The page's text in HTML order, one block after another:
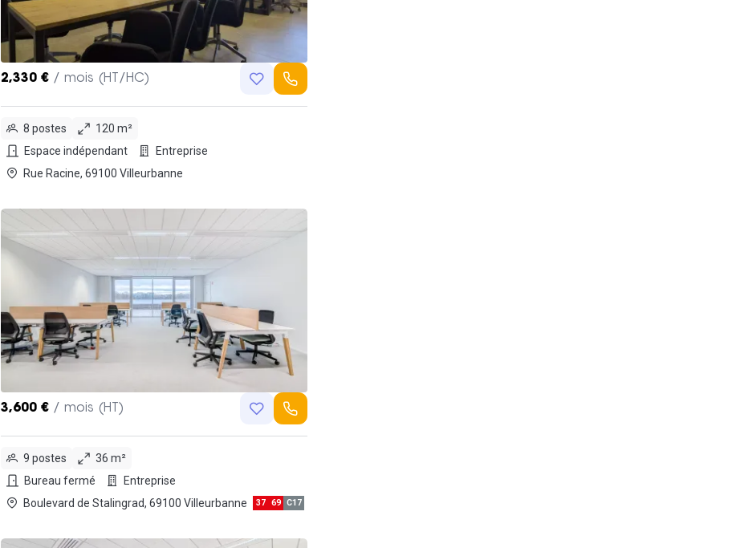
2,330 € / mois (HT/HC)
8 postes
120 m²
Espace indépendant
Entreprise
Rue Racine, 69100 Villeurbanne
3,600 € / mois (HT)
9 postes
36 m²
Bureau fermé
Entreprise
Boulevard de Stalingrad, 69100 Villeurbanne
37 69 C17